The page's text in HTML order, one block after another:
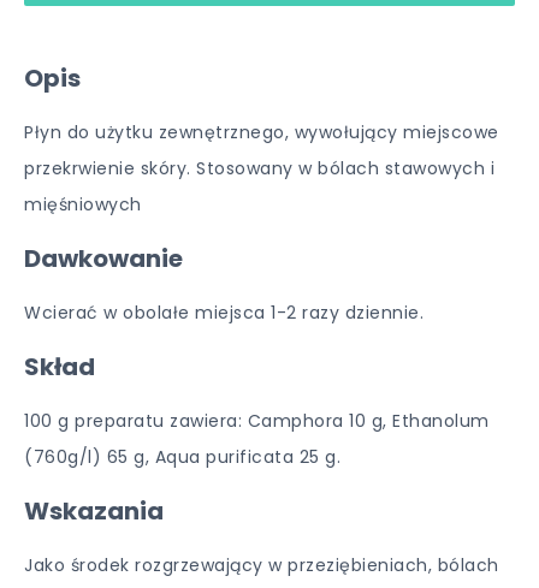
Opis
Płyn do użytku zewnętrznego, wywołujący miejscowe
przekrwienie skóry. Stosowany w bólach stawowych i
mięśniowych
Dawkowanie
Wcierać w obolałe miejsca 1-2 razy dziennie.
Skład
100 g preparatu zawiera: Camphora 10 g, Ethanolum
(760g/l) 65 g, Aqua purificata 25 g.
Wskazania
Jako środek rozgrzewający w przeziębieniach, bólach